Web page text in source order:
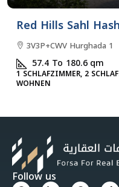
Red Hills Sahl
3V3P+CWV Hurghada 1
57.4 To 180.6qm
1 SCHLAFZIMMER, 2
WOHNEN
Follow us